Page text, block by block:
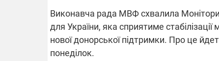
Виконавча рада МВФ схвалила
для України, яка сприятиме
нової донорської підтримки. Про це
понеділок.
Частина